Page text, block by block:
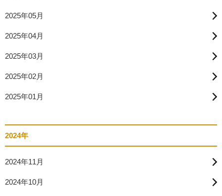
2025年05月
2025年04月
2025年03月
2025年02月
2025年01月
2024年
2024年11月
2024年10月